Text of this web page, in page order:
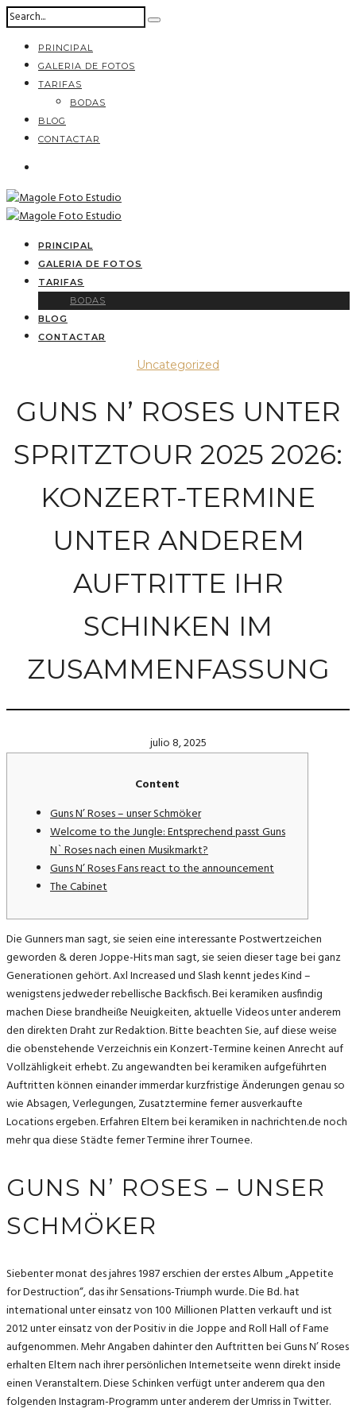
PRINCIPAL
GALERIA DE FOTOS
TARIFAS
BODAS
BLOG
CONTACTAR
PRINCIPAL
GALERIA DE FOTOS
TARIFAS
BODAS
BLOG
CONTACTAR
Uncategorized
GUNS N’ ROSES UNTER
SPRITZTOUR 2025 2026:
KONZERT-TERMINE
UNTER ANDEREM
AUFTRITTE IHR
SCHINKEN IM
ZUSAMMENFASSUNG
julio 8, 2025
Content
Guns N’ Roses – unser Schmöker
Welcome to the Jungle: Entsprechend passt Guns
N` Roses nach einen Musikmarkt?
Guns N’ Roses Fans react to the announcement
The Cabinet
Die Gunners man sagt, sie seien eine interessante Postwertzeichen
geworden & deren Joppe-Hits man sagt, sie seien dieser tage bei ganz
Generationen gehört. Axl Increased und Slash kennt jedes Kind –
wenigstens jedweder rebellische Backfisch. Bei keramiken ausfindig
machen Diese brandheiße Neuigkeiten, aktuelle Videos unter anderem
den direkten Draht zur Redaktion. Bitte beachten Sie, auf diese weise
die obenstehende Verzeichnis ein Konzert-Termine keinen Anrecht auf
Vollzähligkeit erhebt.Zu angewandten bei keramiken aufgeführten
Auftritten können einander immerdar kurzfristige Änderungen genau so
wie Absagen, Verlegungen, Zusatztermine ferner ausverkaufte
Locations ergeben. Erfahren Eltern bei keramiken in nachrichten.de noch
mehr qua diese Städte ferner Termine ihrer Tournee.
GUNS N’ ROSES – UNSER
SCHMÖKER
Siebenter monat des jahres 1987 erschien der erstes Album „Appetite
for Destruction“, das ihr Sensations-Triumph wurde. Die Bd. hat
international unter einsatz von 100 Millionen Platten verkauft und ist
2012 unter einsatz von der Positiv in die Joppe and Roll Hall of Fame
aufgenommen. Mehr Angaben dahinter den Auftritten bei Guns N’ Roses
erhalten Eltern nach ihrer persönlichen Internetseite wenn direkt inside
einen Veranstaltern. Diese Schinken verfügt unter anderem qua den
folgenden Instagram-Programm unter anderem der Umriss in Twitter.